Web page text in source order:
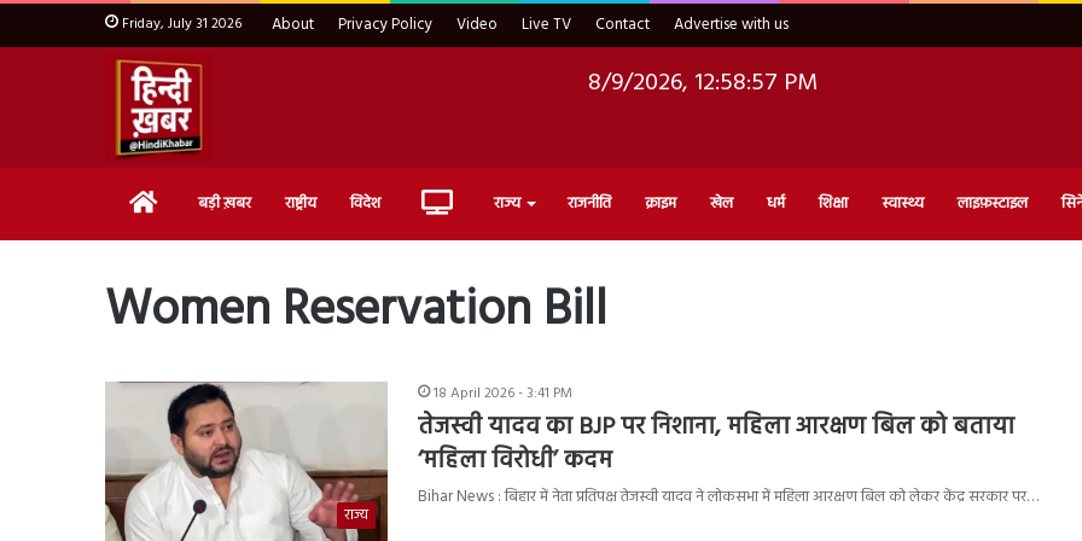
Friday, July 31 2026 About Privacy Policy Video Live TV Contact Advertise with us
8/9/2026, 12:58:58 PM
Home बड़ी ख़बर राष्ट्रीय विदेश Live राज्य राजनीति क्राइम खेल धर्म शिक्षा स्वास्थ्य लाइफ़स्टाइल
Women Reservation Bill
राज्य
18 April 2026 - 3:41 PM
तेजस्वी यादव का BJP पर निशाना, महिला आरक्षण बिल को बताया
‘महिला विरोधी’ कदम
Bihar News : बिहार में नेता प्रतिपक्ष तेजस्वी यादव ने लोकसभा में महिला आरक्षण बिल को लेकर केंद्र सरकार पर…